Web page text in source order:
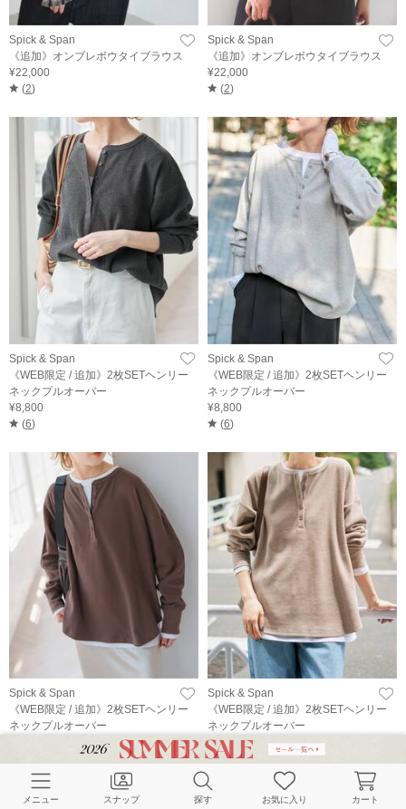
Spick & Span
《追加》オンブレボウタイブラウス
¥22,000
(2)
Spick & Span
《追加》オンブレボウタイブラウス
¥22,000
(2)
Spick & Span
《WEB限定 / 追加》2枚SETヘンリー
ネックプルオーバー
¥8,800
(6)
Spick & Span
《WEB限定 / 追加》2枚SETヘンリー
ネックプルオーバー
¥8,800
(6)
Spick & Span
《WEB限定 / 追加》2枚SETヘンリー
ネックプルオーバー
Spick & Span
《WEB限定 / 追加》2枚SETヘンリー
ネックプルオーバー
¥8,800
6)
メニュー スナップ 探す お気に入り カート